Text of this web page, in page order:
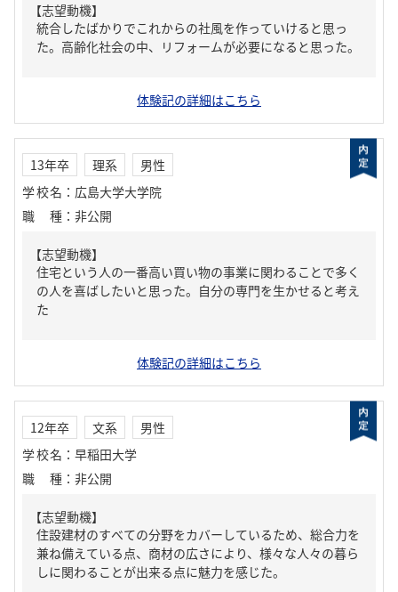
【志望動機】
統合したばかりでこれからの社風を作っていけると思っ
た。高齢化社会の中、リフォームが必要になると思った。
体験記の詳細はこちら
13年卒 理系
男性
学校名 ： 広島大学大学院
職種 ： 非公開
【志望動機】
住宅という人の一番高い買い物の事業に関わることで多く
の人を喜ばしたいと思った。自分の専門を生かせると考え
た
体験記の詳細はこちら
12年卒 文系
男性
学校名 ： 早稲田大学
職種 ： 非公開
【志望動機】
住設建材のすべての分野をカバーしているため、総合力を
兼ね備えている点、商材の広さにより、様々な人々の暮ら
しに関わることが出来る点に魅力を感じた。